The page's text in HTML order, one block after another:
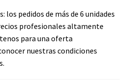
pedidos de más de 6 unidades
profesionales altamente
para una oferta
nuestras condiciones